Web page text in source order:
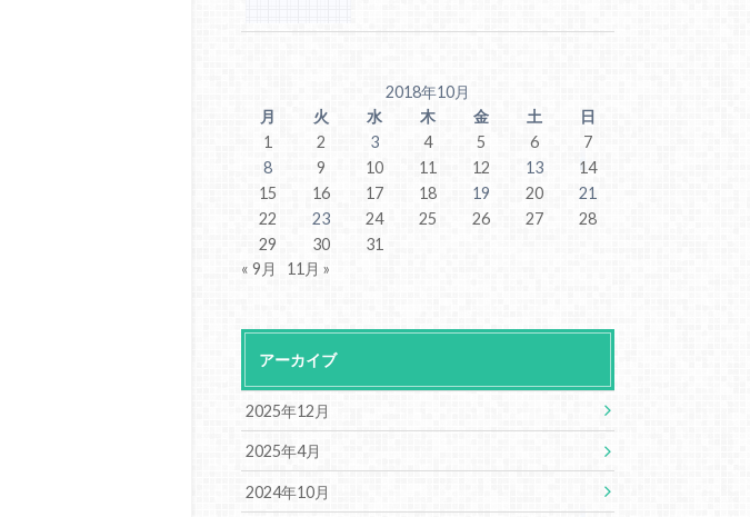
2018年10月
月
火 水 木 金 土
日
1
2 3 4 5 6
7
8
9 10 11 12 13
14
15
16 17 18 19 20
21
22
23 24 25 26 27
28
29
30
31
« 9月
11月 »
アーカイブ
2025年12月
2025年4月
2024年10月